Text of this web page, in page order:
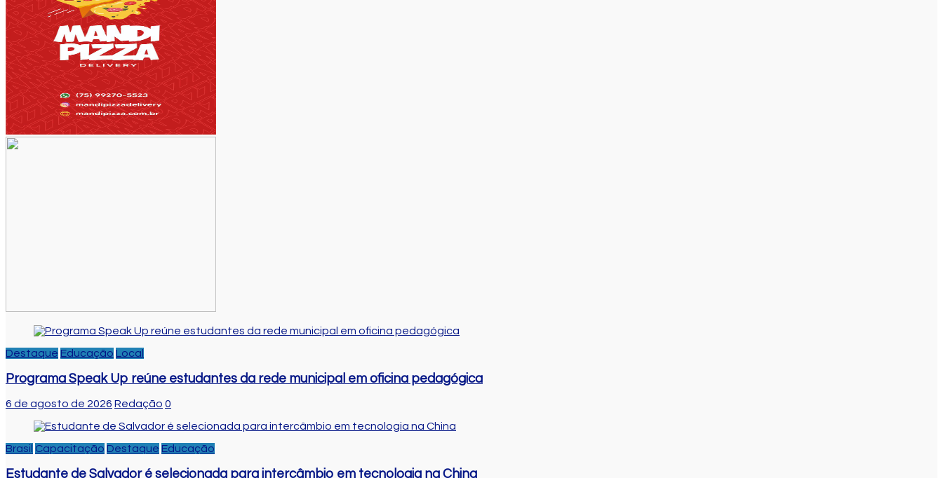
Destaque Educação Local
Programa Speak Up reúne estudantes da rede municipal em oficina pedagógica
6 de agosto de 2026 Redação 0
Brasil Capacitação Destaque Educação
Estudante de Salvador é selecionada para intercâmbio em tecnologia na China